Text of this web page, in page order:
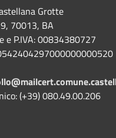
Grotte
70013, BA
e P.IVA: 00834380727
(+39) 080.49.00.206